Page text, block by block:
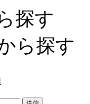
探す
ら探す